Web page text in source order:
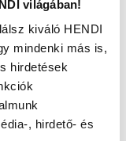
világában!
kiváló HENDI
mindenki más is,
hirdetések
, hirdető- és